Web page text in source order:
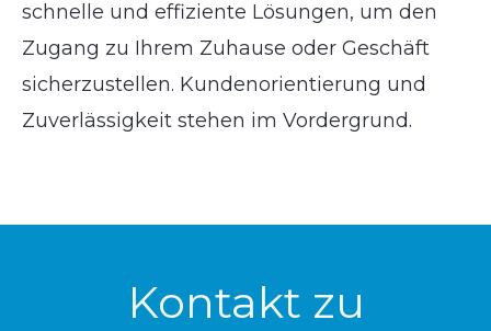
schnelle und effiziente Lösungen, um den
Zugang zu Ihrem Zuhause oder Geschäft
sicherzustellen. Kundenorientierung und
Zuverlässigkeit stehen im Vordergrund.
Kontakt zu